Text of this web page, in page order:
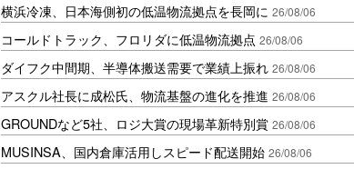
横浜冷凍、日本海側初の低温物流拠点を長岡に 26/08/06
コールドトラック、フロリダに低温物流拠点 26/08/06
ダイフク中間期、半導体搬送需要で業績上振れ 26/08/06
アスクル社長に成松氏、物流基盤の進化を推進 26/08/06
GROUNDなど5社、ロジ大賞の現場革新特別賞 26/08/06
MUSINSA、国内倉庫活用しスピード配送開始 26/08/06